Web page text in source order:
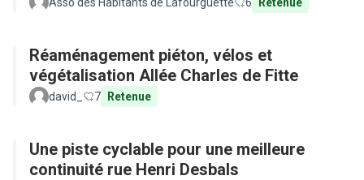
Réaménagement piéton, vélos et
végétalisation Allée Charles de Fitte
david_ 7 Retenue
Une piste cyclable pour une meilleure
continuité rue Henri Desbals